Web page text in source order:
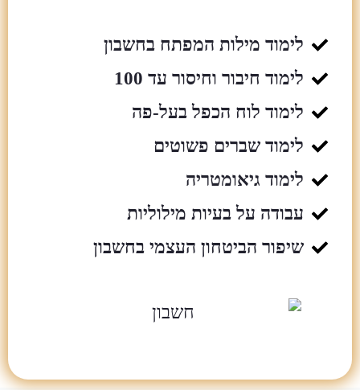
לימוד מילות המפתח בחשבון
לימוד חיבור וחיסור עד 100
לימוד לוח הכפל בעל-פה
לימוד שברים פשוטים
לימוד גיאומטריה
עבודה על בעיות מילוליות
שיפור הביטחון העצמי בחשבון